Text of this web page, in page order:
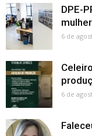
DPE-
6 de
6 de